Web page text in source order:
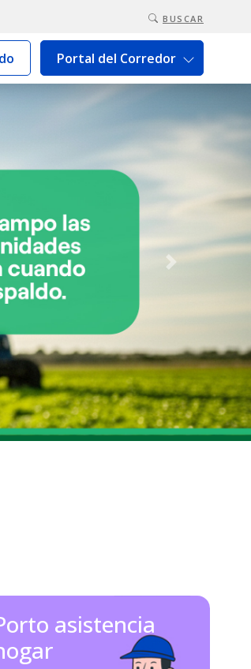
BUSCAR
Portal del Corredor
Next
asistencia